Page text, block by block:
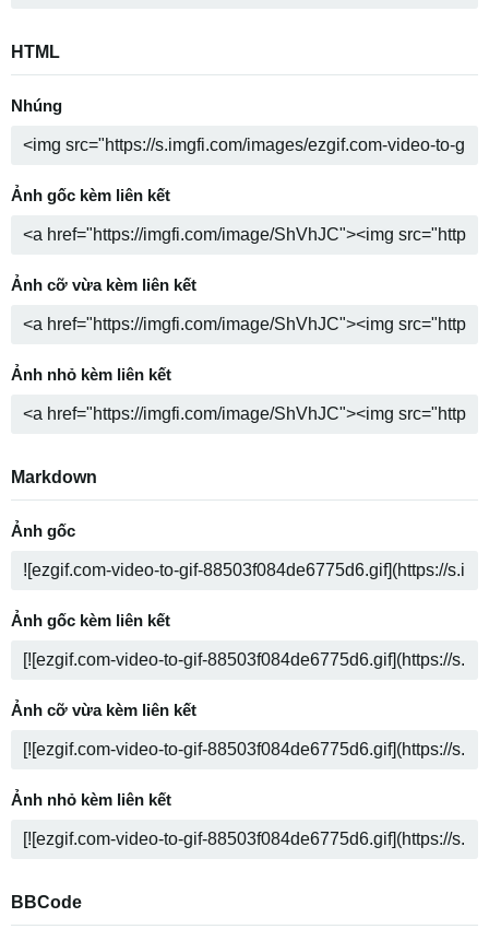
HTML
Nhúng
Ảnh gốc kèm liên kết
Ảnh cỡ vừa kèm liên kết
Ảnh nhỏ kèm liên kết
Markdown
Ảnh gốc
Ảnh gốc kèm liên kết
Ảnh cỡ vừa kèm liên kết
Ảnh nhỏ kèm liên kết
BBCode